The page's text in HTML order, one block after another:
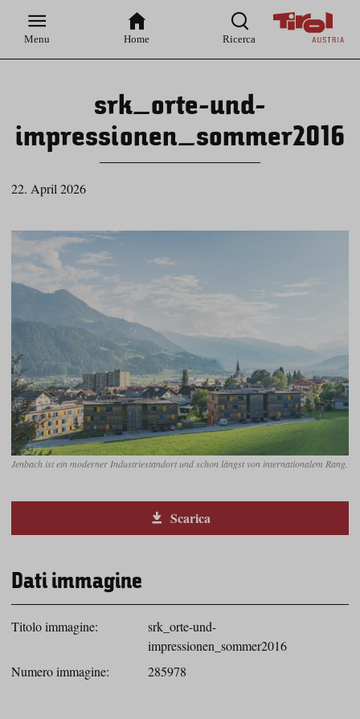
Hauptnavigation
Inhaltsbereich
Menu Home Ricerca
srk_orte-und-
impressionen_sommer2016
22. April 2026
Jenbach ist ein moderner Industriestandort und schon längst von internationalem Rang.
Scarica
Dati immagine
Titolo immagine:
srk_orte-und-
impressionen_sommer2016
Numero immagine:
285978